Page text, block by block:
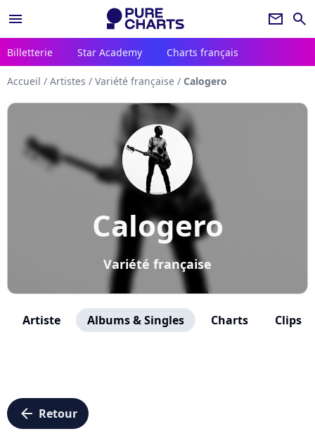
menu newsletter search
Billetterie Star Academy Charts français
Accueil / Artistes / Variété française / Calogero
Calogero
Variété française
Artiste Albums & Singles Charts Clips
arrow_left Retour